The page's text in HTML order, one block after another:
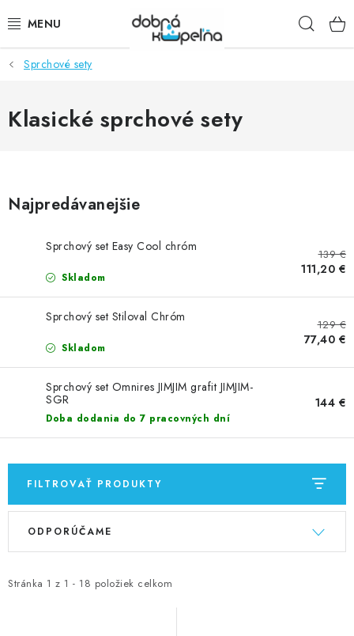
na
SPRCHOVÉ KÚTY
SPRCHOVÉ DVERE
DOPLNKY
SANITA
VÝPREDAJ
PRÍSLUŠENSTVO K SPRCHOVÝM KÚTOM A
NÁHRADNÉ DIELY
Reklamačný poriadok
Blog
Ochrana osobných údajov GDPR
Kontakty
Predajňa Nitra
Formulár na vrátenie tovaru
Sprchové sety
Klasické sprchové sety
Najpredávanejšie
Sprchový set Easy Cool chróm
Skladom
139 €
111,20 €
Sprchový set Stiloval Chróm
Skladom
129 €
77,40 €
Sprchový set Omnires JIMJIM grafit JIMJIM-
SGR
Doba dodania do 7 pracovných dní
144 €
FILTROVAŤ PRODUKTY
V
i
Stránka 1 z 1 - 18 položiek celkom
R
e
ODPORÚČAME